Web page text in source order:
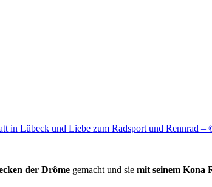
der Drôme gemacht und sie mit seinem Kona